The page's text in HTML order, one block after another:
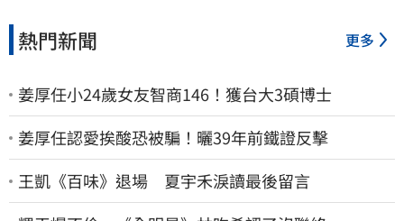
熱門新聞 更多
姜厚任小24歲女友智商146！獲台大3碩博士
姜厚任認愛挨酸恐被騙！曬39年前鐵證反擊
王凱《百味》退場 夏宇禾淚讀最後留言